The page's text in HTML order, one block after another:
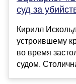
суд за
Кирилл
устроившему
во время
судом.